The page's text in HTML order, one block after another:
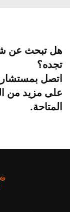
هل تبحث عن
تجده؟
اتصل
على مزيد من
المتاحة.